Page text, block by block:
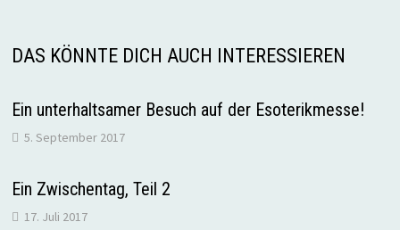
DAS KÖNNTE DICH AUCH INTERESSIEREN
Ein unterhaltsamer Besuch auf der Esoterikmesse!
5. September 2017
Ein Zwischentag, Teil 2
17. Juli 2017